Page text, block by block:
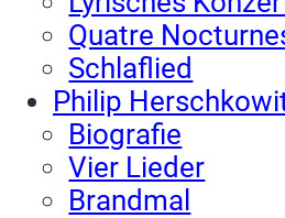
Quatre
Schlaflied
Philip
Biografie
Vier Lieder
Brandmal